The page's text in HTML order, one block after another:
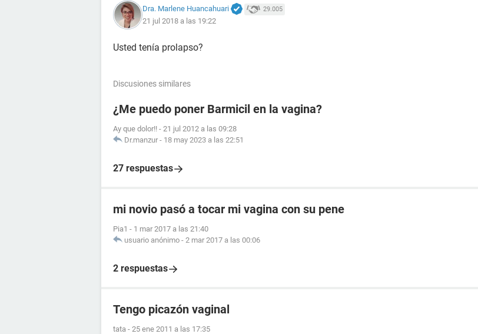
Dra. Marlene Huancahuari 29.005
21 jul 2018 a las 19:22
Usted tenía prolapso?
Discusiones similares
¿Me puedo poner Barmicil en la vagina?
Ay que dolor!! - 21 jul 2012 a las 09:28
Dr.manzur - 18 may 2023 a las 22:51
27 respuestas
mi novio pasó a tocar mi vagina con su pene
Pia1 - 1 mar 2017 a las 21:40
usuario anónimo - 2 mar 2017 a las 00:06
2 respuestas
Tengo picazón vaginal
tata - 25 ene 2011 a las 17:35